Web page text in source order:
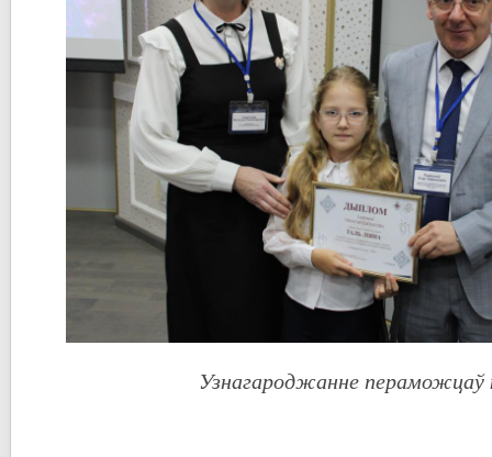
Узнагароджанне пераможцаў